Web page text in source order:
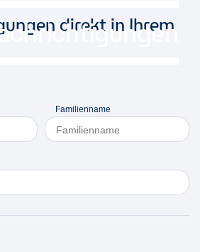
direkt in Ihrem
Familienname